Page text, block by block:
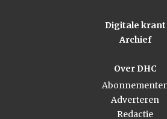
Digitale krant
Archief
Over DHC
Adverteren
Redactie